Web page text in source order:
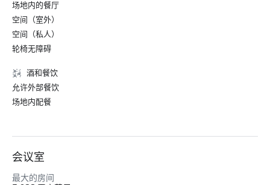
场地内的餐厅
空间（室外）
空间（私人）
轮椅无障碍
酒和餐饮
允许外部餐饮
场地内配餐
会议室
最大的房间